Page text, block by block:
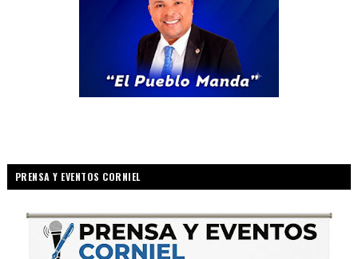
PRENSA Y EVENTOS CORNIEL